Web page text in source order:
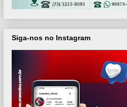
Siga-nos no Instagram